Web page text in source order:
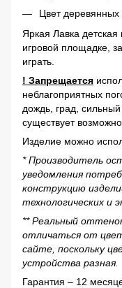
Цвет
Яркая Лавка
игровой площадке,
играть.
! Запрещается
неблагоприятных
дождь, град,
существует
Изделие можно
* Производитель
уведомления
конструкцию
технологических и
** Реальный
отличаться от
сайте, поскольку
устройства разная.
Гарантия – 12